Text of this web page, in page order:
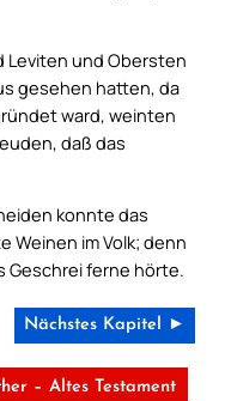
Leviten und Obersten
gesehen hatten, da
ward, weinten
daß das
konnte das
Weinen im Volk; denn
Geschrei ferne hörte.
Nächstes Kapitel ►
– Altes Testament